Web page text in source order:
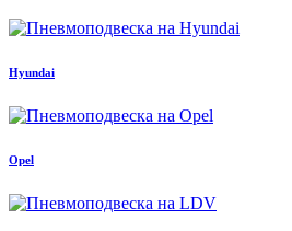
Hyundai
Opel